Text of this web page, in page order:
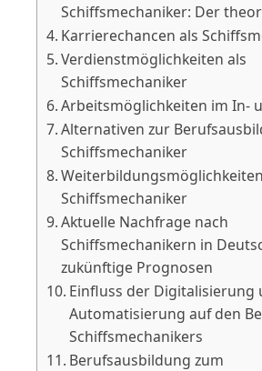
Schiffsmechaniker: Der
Karrierechancen als
Verdienstmöglichkeiten als
Schiffsmechaniker
Arbeitsmöglichkeiten im In-
Alternativen zur
Schiffsmechaniker
Schiffsmechaniker
Aktuelle Nachfrage nach
Schiffsmechanikern in
zukünftige Prognosen
Einfluss der Digitalisierung
Automatisierung auf den
Schiffsmechanikers
Berufsausbildung zum